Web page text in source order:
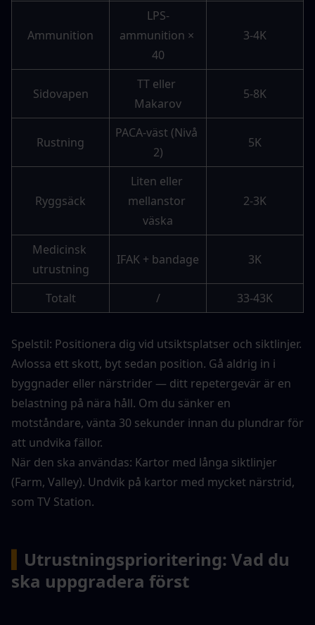
Ammunition
LPS-
ammunition ×
40
3-4K
Sidovapen
TT eller
Makarov
5-8K
Rustning
PACA-väst (Nivå
2)
5K
Ryggsäck
Liten eller
mellanstor
väska
2-3K
Medicinsk
utrustning
IFAK + bandage 3K
Totalt / 33-43K
Spelstil: Positionera dig vid utsiktsplatser och siktlinjer.
Avlossa ett skott, byt sedan position. Gå aldrig in i
byggnader eller närstrider — ditt repetergevär är en
belastning på nära håll. Om du sänker en
motståndare, vänta 30 sekunder innan du plundrar för
att undvika fällor.
När den ska användas: Kartor med långa siktlinjer
(Farm, Valley). Undvik på kartor med mycket närstrid,
som TV Station.
Utrustningsprioritering: Vad du
ska uppgradera först